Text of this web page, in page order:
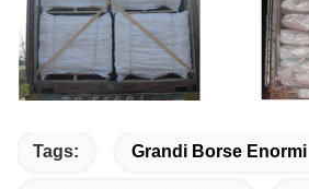
Tags: Grandi Borse Enormi